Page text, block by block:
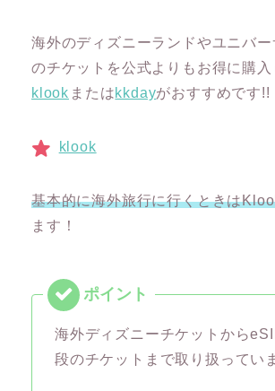
海外のディズニーランドやユニバー
のチケットを公式よりもお得に購入
klook またはkkdayがおすすめです!!
klook
基本的に海外旅行に行くときは
ます！
海外ディズニーチケットから
段のチケットまで取り扱ってい